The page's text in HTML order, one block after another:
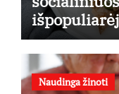
receptu
Naudinga žinoti